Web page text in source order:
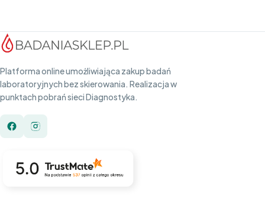
Platforma online umożliwiająca zakup badań
laboratoryjnych bez skierowania. Realizacja w
punktach pobrań sieci Diagnostyka.